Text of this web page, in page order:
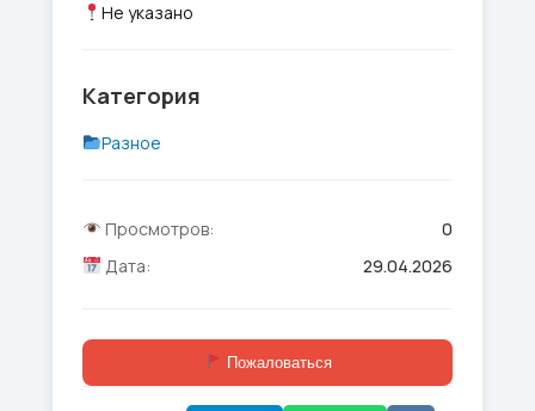
Не указано
Категория
Разное
Просмотров:
0
Дата:
29.04.2026
Пожаловаться